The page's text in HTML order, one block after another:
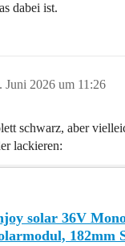
dabei ist.
Juni 2026 um 11:26
schwarz, aber
lackieren:
solar 36V
182mm